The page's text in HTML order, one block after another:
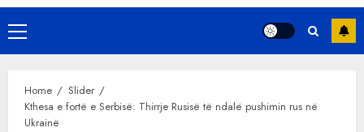
Primary
Menu
Home
Slider
Kthesa e fortë e Serbisë: Thirrje Rusisë të ndalë pushimin rus në
Ukrainë